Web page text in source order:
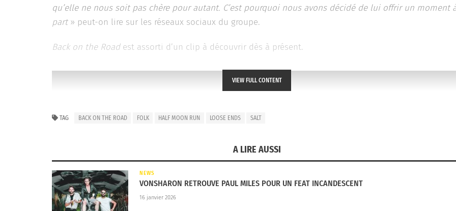
qu’elle ne nous soit pas chère pour autant. C’est pourquoi nous avons décidé de lui offrir un moment
part» peut-on lire sur les réseaux sociaux du groupe.
Back on the Roadest assorti d’un clip à découvrir dès à présent.
VIEW FULL CONTENT
TAG BACK ON THE ROAD FOLK HALF MOON RUN LOOSE ENDS SALT
A LIRE AUSSI
NEWS
VONSHARON RETROUVE PAUL MILES POUR UN FEAT INCANDESCENT
16 janvier 2026